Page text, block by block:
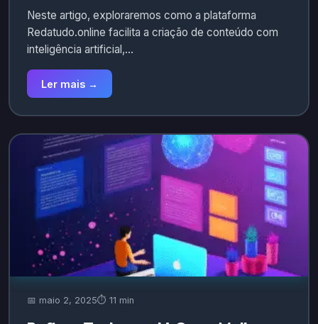
Neste artigo, exploraremos como a plataforma
Redatudo.online facilita a criação de conteúdo com
inteligência artificial,…
Ler mais →
📅 maio 2, 2025⏱️ 11 min